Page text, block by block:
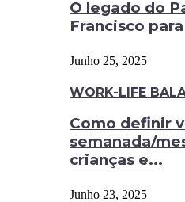
O legado do
Francisco
Junho 25, 2025
WORK-LIFE
Como definir
semanada/
crianças e...
Junho 23, 2025